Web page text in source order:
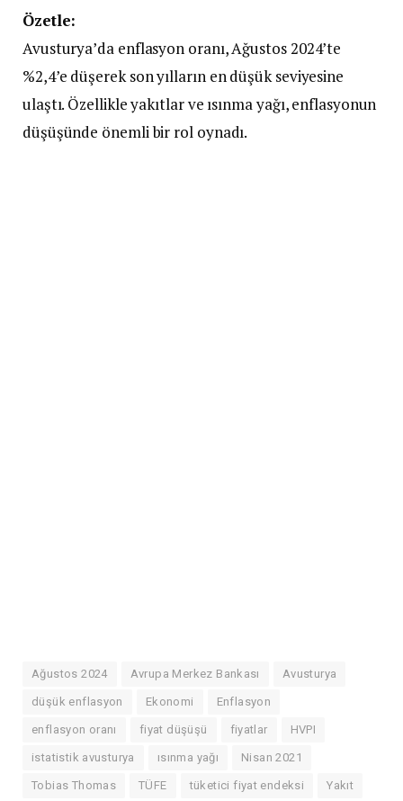
Özetle:
Avusturya’da enflasyon oranı, Ağustos 2024’te
%2,4’e düşerek son yılların en düşük seviyesine
ulaştı. Özellikle yakıtlar ve ısınma yağı, enflasyonun
düşüşünde önemli bir rol oynadı.
Ağustos 2024 Avrupa Merkez Bankası Avusturya
düşük enflasyon Ekonomi Enflasyon
enflasyon oranı fiyat düşüşü fiyatlar HVPI
istatistik avusturya ısınma yağı Nisan 2021
Tobias Thomas TÜFE tüketici fiyat endeksi Yakıt